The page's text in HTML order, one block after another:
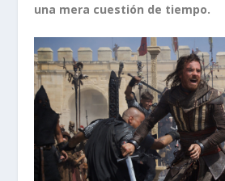
una mera cuestión de tiempo.